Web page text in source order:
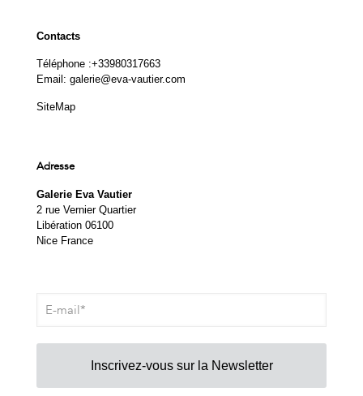
Contacts
Téléphone :+33980317663
Email: galerie@eva-vautier.com
SiteMap
Adresse
Galerie Eva Vautier
2 rue Vernier Quartier
Libération 06100
Nice France
Inscrivez-vous sur la Newsletter